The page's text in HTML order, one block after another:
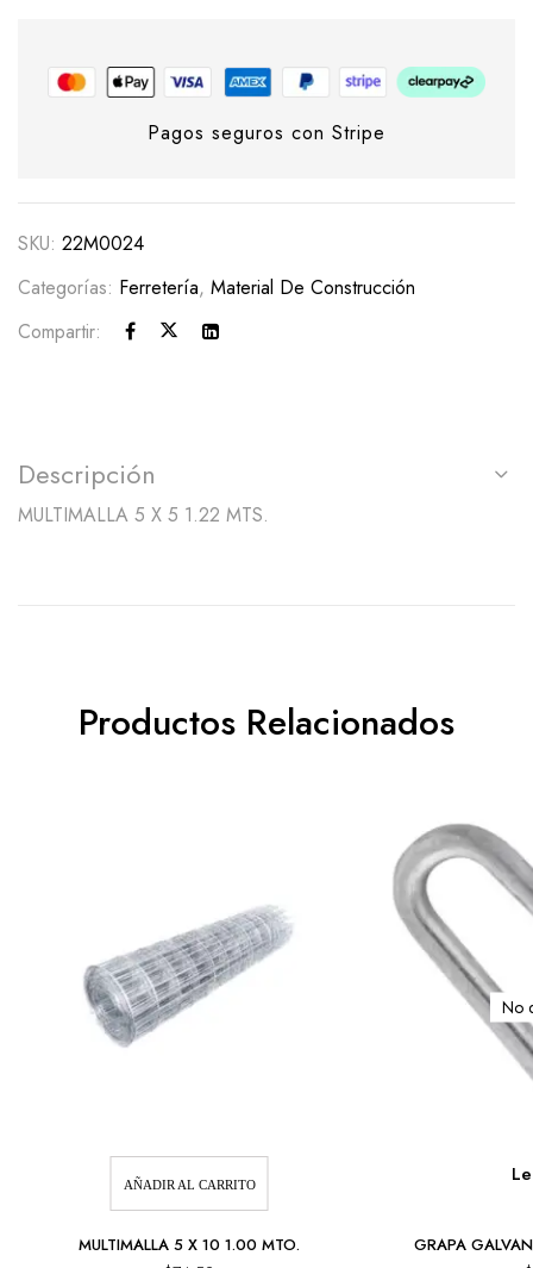
Pagos seguros con Stripe
SKU: 22M0024
Categorías: Ferretería, Material De Construcción
Compartir:
Descripción
MULTIMALLA 5 X 5 1.22 MTS.
Productos Relacionados
AÑADIR AL CARRITO
MULTIMALLA 5 X 10 1.00 MTO.
No
GRAPA